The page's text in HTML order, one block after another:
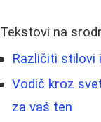
Tekstovi na
Različiti stilovi
Vodič kroz
za vaš ten